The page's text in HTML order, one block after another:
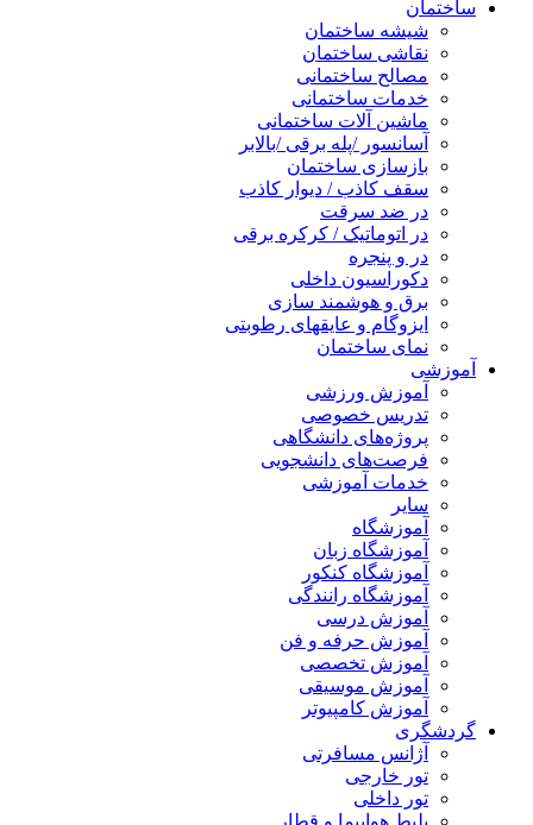
ساختمان
شیشه ساختمان
نقاشی ساختمان
مصالح ساختمانی
خدمات ساختمانی
ماشین آلات ساختمانی
آسانسور /پله برقی /بالابر
بازسازی ساختمان
سقف کاذب / دیوار کاذب
در ضد سرقت
در اتوماتیک / کرکره برقی
در و پنجره
دکوراسیون داخلی
برق و هوشمند سازی
ایزوگام و عایقهای رطوبتی
نمای ساختمان
آموزشی
آموزش ورزشی
تدریس خصوصی
پروژه‌های دانشگاهی
فرصت‌های دانشجویی
خدمات آموزشی
سایر
آموزشگاه
آموزشگاه زبان
آموزشگاه کنکور
آموزشگاه رانندگی
آموزش درسی
آموزش حرفه و فن
آموزش تخصصی
آموزش موسیقی
آموزش کامپیوتر
گردشگری
آژانس مسافرتی
تور خارجی
تور داخلی